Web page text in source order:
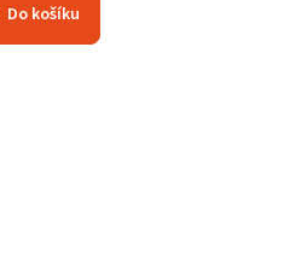
produktu
Do košíku